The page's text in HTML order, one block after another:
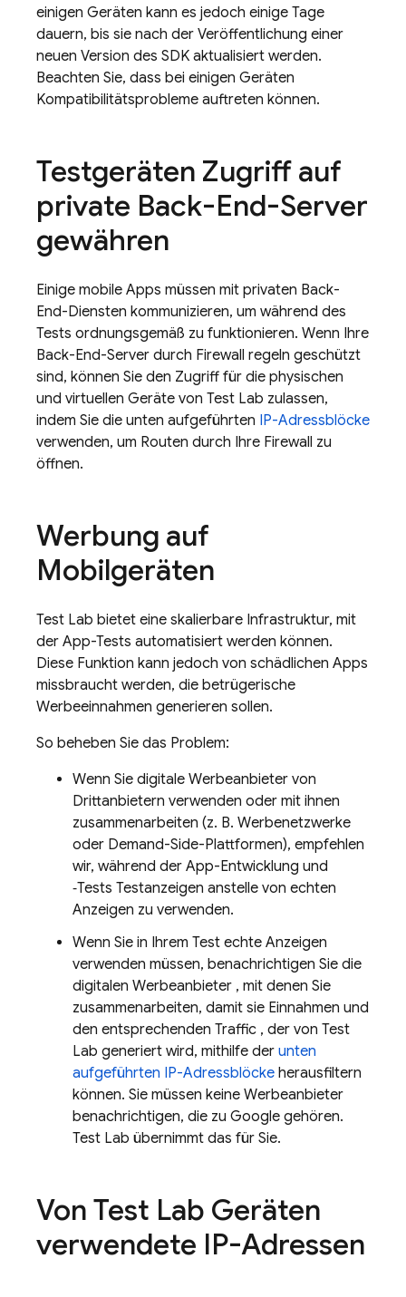
einigen Geräten kann es jedoch einige Tage
dauern, bis sie nach der Veröffentlichung einer
neuen Version des SDK aktualisiert werden.
Beachten Sie, dass bei einigen Geräten
Kompatibilitätsprobleme auftreten können.
Testgeräten Zugriff auf
private Back-End-Server
gewähren
Einige mobile Apps müssen mit privaten Back-
End-Diensten kommunizieren, um während des
Tests ordnungsgemäß zu funktionieren. Wenn Ihre
Back-End-Server durch Firewall regeln geschützt
sind, können Sie den Zugriff für die physischen
und virtuellen Geräte von Test Lab zulassen,
indem Sie die unten aufgeführten IP-Adressblöcke
verwenden, um Routen durch Ihre Firewall zu
öffnen.
Werbung auf
Mobilgeräten
Test Lab bietet eine skalierbare Infrastruktur, mit
der App-Tests automatisiert werden können.
Diese Funktion kann jedoch von schädlichen Apps
missbraucht werden, die betrügerische
Werbeeinnahmen generieren sollen.
So beheben Sie das Problem:
Wenn Sie digitale Werbeanbieter von
Drittanbietern verwenden oder mit ihnen
zusammenarbeiten (z. B. Werbenetzwerke
oder Demand-Side-Plattformen), empfehlen
wir, während der App-Entwicklung und
‑Tests Testanzeigen anstelle von echten
Anzeigen zu verwenden.
Wenn Sie in Ihrem Test echte Anzeigen
verwenden müssen, benachrichtigen Sie die
digitalen Werbeanbieter , mit denen Sie
zusammenarbeiten, damit sie Einnahmen und
den entsprechenden Traffic , der von Test
Lab generiert wird, mithilfe der unten
aufgeführten IP-Adressblöcke herausfiltern
können. Sie müssen keine Werbeanbieter
benachrichtigen, die zu Google gehören.
Test Lab übernimmt das für Sie.
Von Test Lab Geräten
verwendete IP-Adressen